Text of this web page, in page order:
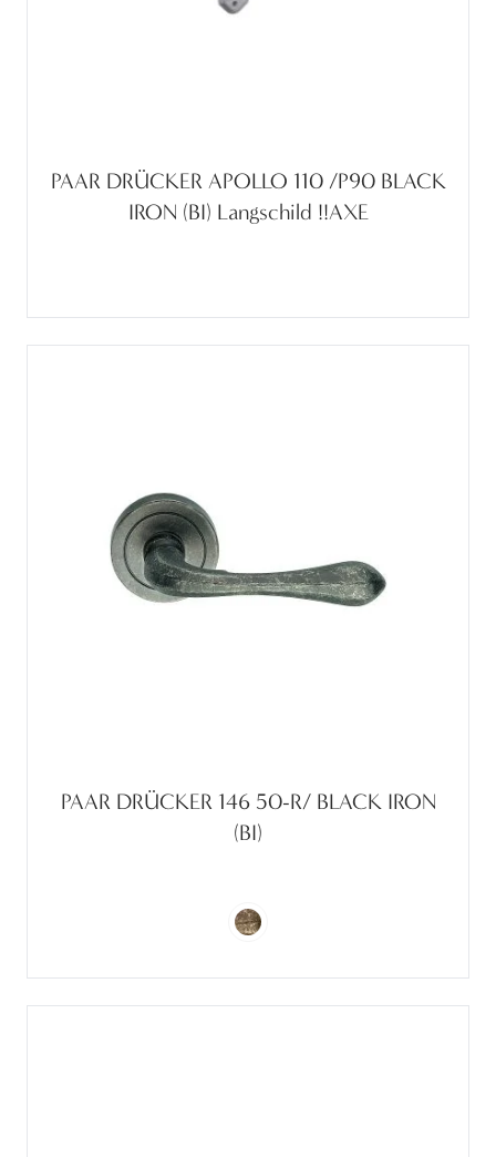
PAAR DRÜCKER APOLLO 110 /P90 BLACK
IRON (BI) Langschild !!AXE
PAAR DRÜCKER 146 50-R/ BLACK IRON
(BI)